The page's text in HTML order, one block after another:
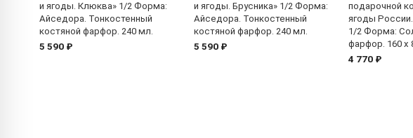
и ягоды. Клюква» 1/2 Форма:
Айседора. Тонкостенный
костяной фарфор. 240 мл.
5 590 ₽
и ягоды. Брусника» 1/2 Форма:
Айседора. Тонкостенный
костяной фарфор. 240 мл.
5 590 ₽
подарочной
ягоды
1/2 Форма:
фарфор. 160 x
4 770 ₽